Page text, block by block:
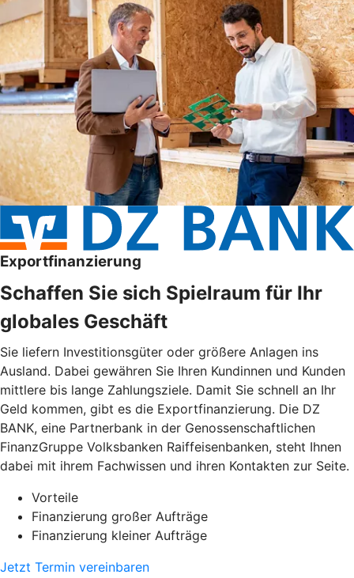
Exportfinanzierung
Schaffen Sie sich Spielraum für Ihr
globales Geschäft
Sie liefern Investitionsgüter oder größere Anlagen ins
Ausland. Dabei gewähren Sie Ihren Kundinnen und Kunden
mittlere bis lange Zahlungsziele. Damit Sie schnell an Ihr
Geld kommen, gibt es die Exportfinanzierung. Die DZ
BANK, eine Partnerbank in der Genossenschaftlichen
FinanzGruppe Volksbanken Raiffeisenbanken, steht Ihnen
dabei mit ihrem Fachwissen und ihren Kontakten zur Seite.
Vorteile
Finanzierung großer Aufträge
Finanzierung kleiner Aufträge
Jetzt Termin vereinbaren